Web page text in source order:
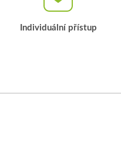
Individuální přístup